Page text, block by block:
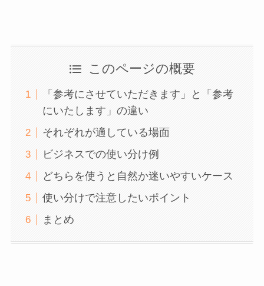
このページの概要
「参考にさせていただきます」と「参考
にいたします」の違い
それぞれが適している場面
ビジネスでの使い分け例
どちらを使うと自然か迷いやすいケース
使い分けで注意したいポイント
まとめ